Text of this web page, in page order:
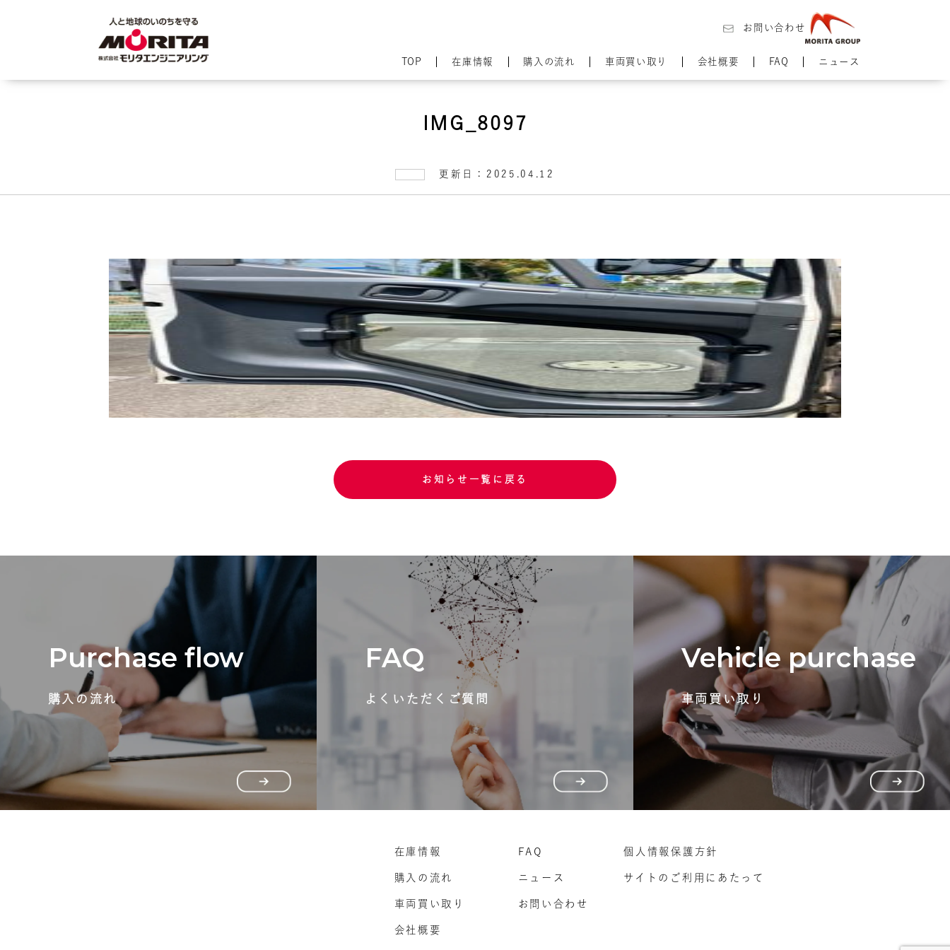
お問い合わせ
TOP 在庫情報 購入の流れ 車両買い取り 会社概要 FAQ ニュース
IMG_8097
更新日：2025.04.12
お知らせ一覧に戻る
Purchase flow
購入の流れ
FAQ
よくいただくご質問
Vehicle purchase
車両買い取り
在庫情報
購入の流れ
車両買い取り
会社概要
FAQ
ニュース
お問い合わせ
個人情報保護方針
サイトのご利用にあたって